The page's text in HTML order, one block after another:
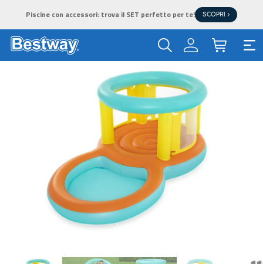
Piscine con accessori: trova il SET perfetto per te! SCOPRI >